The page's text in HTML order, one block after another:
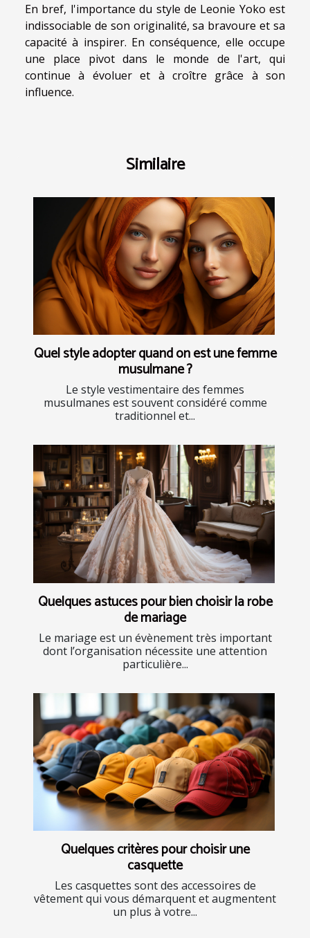
En bref, l'importance du style de Leonie Yoko est
indissociable de son originalité, sa bravoure et sa
capacité à inspirer. En conséquence, elle occupe
une place pivot dans le monde de l'art, qui
continue à évoluer et à croître grâce à son
influence.
Similaire
Quel style adopter quand on est une femme
musulmane ?
Le style vestimentaire des femmes
musulmanes est souvent considéré comme
traditionnel et...
Quelques astuces pour bien choisir la robe
de mariage
Le mariage est un évènement très important
dont l’organisation nécessite une attention
particulière...
Quelques critères pour choisir une
casquette
Les casquettes sont des accessoires de
vêtement qui vous démarquent et augmentent
un plus à votre...